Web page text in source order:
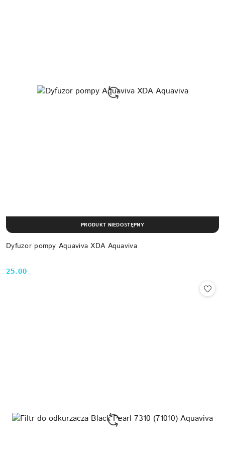
Dyfuzor pompy Aquaviva XDA Aquaviva
Cena:
25.00
PRODUKT NIEDOSTĘPNY